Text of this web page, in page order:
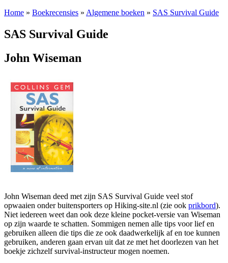
Home » Boekrecensies » Algemene boeken » SAS Survival Guide
SAS Survival Guide
John Wiseman
John Wiseman deed met zijn SAS Survival Guide veel stof
opwaaien onder buitensporters op Hiking-site.nl (zie ook prikbord).
Niet iedereen weet dan ook deze kleine pocket-versie van Wiseman
op zijn waarde te schatten. Sommigen nemen alle tips voor lief en
gebruiken alleen die tips die ze ook daadwerkelijk af en toe kunnen
gebruiken, anderen gaan ervan uit dat ze met het doorlezen van het
boekje zichzelf survival-instructeur mogen noemen.